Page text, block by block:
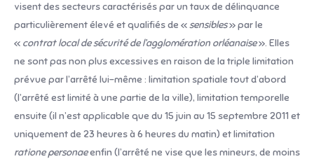
visent des secteurs caractérisés par un taux de délinquance
particulièrement élevé et qualifiés de «sensibles» par le
« contrat local de sécurité de l’agglomération orléanaise». Elles
ne sont pas non plus excessives en raison de la triple limitation
prévue par l’arrêté lui-même : limitation spatiale tout d’abord
(l’arrêté est limité à une partie de la ville), limitation temporelle
ensuite (il n’est applicable que du 15 juin au 15 septembre 2011 et
uniquement de 23 heures à 6 heures du matin) et limitation
ratione personaeenfin (l’arrêté ne vise que les mineurs, de moins